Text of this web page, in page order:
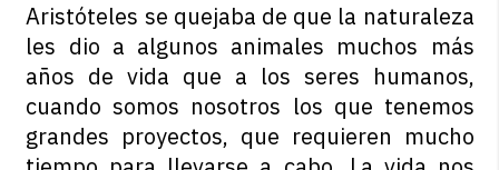
Aristóteles se quejaba de que la naturaleza
les dio a algunos animales muchos más
años de vida que a los seres humanos,
cuando somos nosotros los que tenemos
grandes proyectos, que requieren mucho